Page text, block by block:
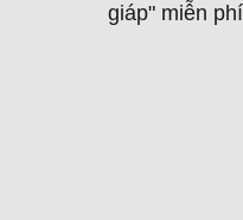
giáp" miễn phí